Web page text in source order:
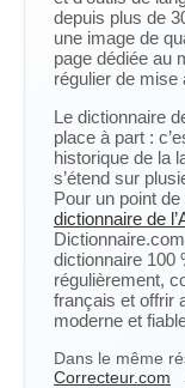
depuis plus de
une image de
page dédiée au
régulier de mise
Le dictionnaire
place à part :
historique de la
s’étend sur
Pour un point
dictionnaire de
dictionnaire 100
régulièrement,
français et offrir
moderne et
Dans le même
Correcteur.com